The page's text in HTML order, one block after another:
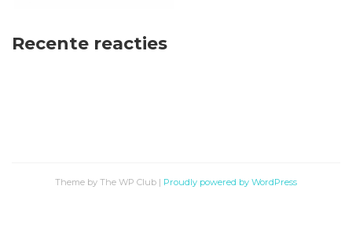
Recente reacties
Theme by The WP Club | Proudly powered by WordPress